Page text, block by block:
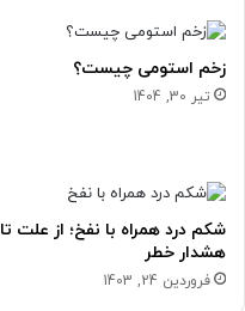
زخم استومی چیست؟
تیر 30, 1404
شکم درد همراه با نفخ؛ از علت تا
هشدار خطر
فروردین 24, 1403